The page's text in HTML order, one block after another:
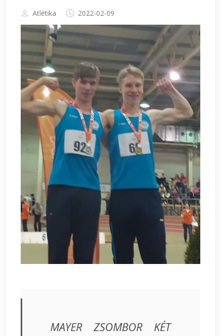
Atlétika 2022-02-09
MAYER ZSOMBOR KÉT